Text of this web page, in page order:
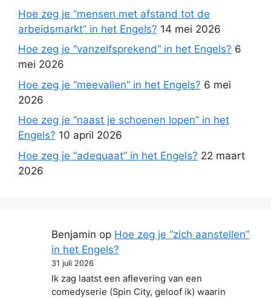
Hoe zeg je “mensen met afstand tot de
arbeidsmarkt” in het Engels? 14 mei 2026
Hoe zeg je “vanzelfsprekend” in het Engels? 6
mei 2026
Hoe zeg je “meevallen” in het Engels? 6 mei
2026
Hoe zeg je “naast je schoenen lopen” in het
Engels? 10 april 2026
Hoe zeg je “adequaat” in het Engels? 22 maart
2026
Benjamin op Hoe zeg je “zich aanstellen”
in het Engels?
31 juli 2026
Ik zag laatst een aflevering van een
comedyserie (Spin City, geloof ik) waarin